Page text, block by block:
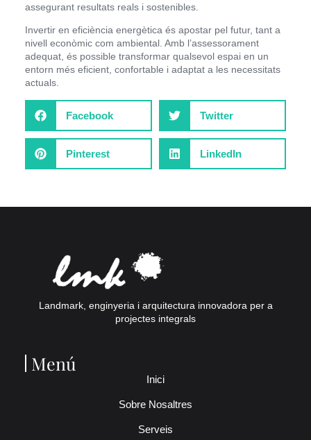
assegurant resultats reals i sostenibles.
Invertir en eficiència energètica és apostar pel futur, tant a
nivell econòmic com ambiental. Amb l’assessorament
adequat, és possible transformar qualsevol espai en un
entorn més eficient, confortable i adaptat a les necessitats
actuals.
Facebook Twitter
Pinterest LinkedIn
Landmark, enginyeria i arquitectura innovadora per a
projectes integrals
Menú
Inici
Sobre Nosaltres
Serveis